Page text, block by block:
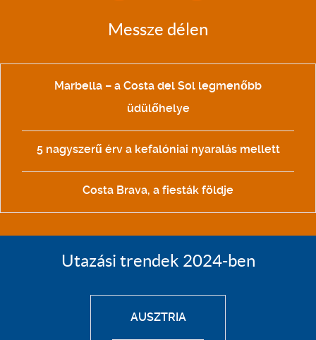
Messze délen
Marbella – a Costa del Sol legmenőbb
üdülőhelye
5 nagyszerű érv a kefalóniai nyaralás mellett
Costa Brava, a fiesták földje
Utazási trendek 2024-ben
AUSZTRIA